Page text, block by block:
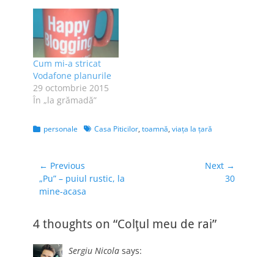
Cum mi-a stricat
Vodafone planurile
29 octombrie 2015
În „la grămadă”
Categories
personale TagsCasa Piticilor, toamnă, viaţa la ţară
Navigare
în
articole
← Previous
Previous
post:
„Pu” – puiul rustic, la
mine-acasa
Next →
30
4 thoughts on “Colţul meu de rai”
Sergiu Nicola says: